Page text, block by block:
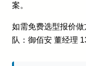
案。
如需免费选型报价
队：御佰安 董经理